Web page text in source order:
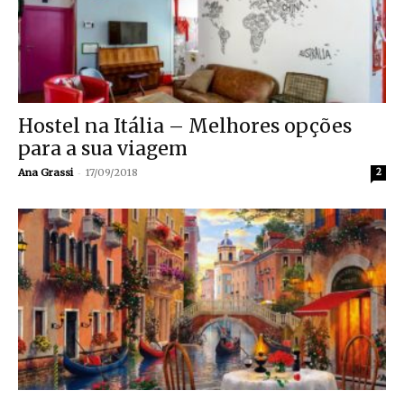
Hostel na Itália – Melhores opções
para a sua viagem
Ana Grassi - 17/09/2018 2